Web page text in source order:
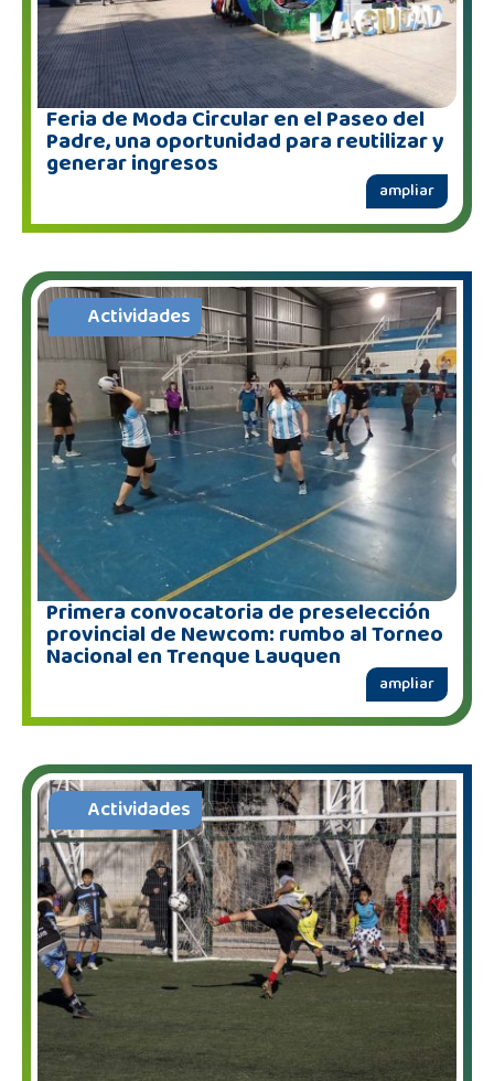
Feria de Moda Circular en el Paseo del
Padre, una oportunidad para reutilizar y
generar ingresos
ampliar
Actividades
Primera convocatoria de preselección
provincial de Newcom: rumbo al Torneo
Nacional en Trenque Lauquen
ampliar
Actividades